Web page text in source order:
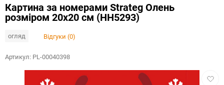
Картина за номерами Strateg Олень
розміром 20х20 см (HH5293)
огляд Відгуки (0)
Артикул: PL-00040398